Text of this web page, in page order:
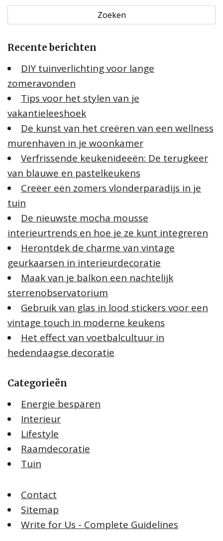
e
k
n
a
a
r
:
Recente berichten
DIY tuinverlichting voor lange
zomeravonden
Tips voor het stylen van je
vakantieleeshoek
De kunst van het creëren van een wellness
murenhaven in je woonkamer
Verfrissende keukenideeën: De terugkeer
van blauwe en pastelkeukens
Creëer een zomers vlonderparadijs in je
tuin
De nieuwste mocha mousse
interieurtrends en hoe je ze kunt integreren
Herontdek de charme van vintage
geurkaarsen in interieurdecoratie
Maak van je balkon een nachtelijk
sterrenobservatorium
Gebruik van glas in lood stickers voor een
vintage touch in moderne keukens
Het effect van voetbalcultuur in
hedendaagse decoratie
Categorieën
Energie besparen
Interieur
Lifestyle
Raamdecoratie
Tuin
Contact
Sitemap
Write for Us - Complete Guidelines